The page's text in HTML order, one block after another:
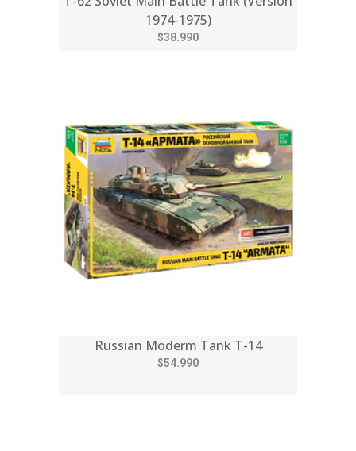
1974-1975)
$38.990
Russian Moderm Tank T-14
$54.990